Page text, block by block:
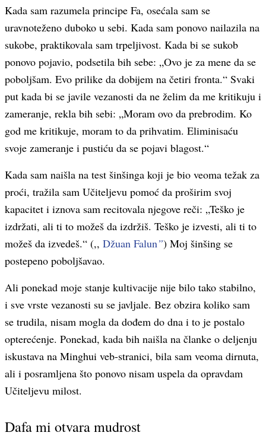
Kada sam razumela principe Fa, osećala sam se
uravnoteženo duboko u sebi. Kada sam ponovo nailazila na
sukobe, praktikovala sam trpeljivost. Kada bi se sukob
ponovo pojavio, podsetila bih sebe: „Ovo je za mene da se
poboljšam. Evo prilike da dobijem na četiri fronta.“ Svaki
put kada bi se javile vezanosti da ne želim da me kritikuju i
zameranje, rekla bih sebi: „Moram ovo da prebrodim. Ko
god me kritikuje, moram to da prihvatim. Eliminisaću
svoje zameranje i pustiću da se pojavi blagost.“
Kada sam naišla na test šinšinga koji je bio veoma težak za
proći, tražila sam Učiteljevu pomoć da proširim svoj
kapacitet i iznova sam recitovala njegove reči: „Teško je
izdržati, ali ti to možeš da izdržiš. Teško je izvesti, ali ti to
možeš da izvedeš.“ (,, Džuan Falun”) Moj šinšing se
postepeno poboljšavao.
Ali ponekad moje stanje kultivacije nije bilo tako stabilno,
i sve vrste vezanosti su se javljale. Bez obzira koliko sam
se trudila, nisam mogla da dođem do dna i to je postalo
opterećenje. Ponekad, kada bih naišla na članke o deljenju
iskustava na Minghui veb-stranici, bila sam veoma dirnuta,
ali i posramljena što ponovo nisam uspela da opravdam
Učiteljevu milost.
Dafa mi otvara mudrost